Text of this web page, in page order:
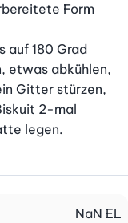
Form
auf 180 Grad
etwas abkühlen,
Gitter stürzen,
2-mal
legen.
NaN EL